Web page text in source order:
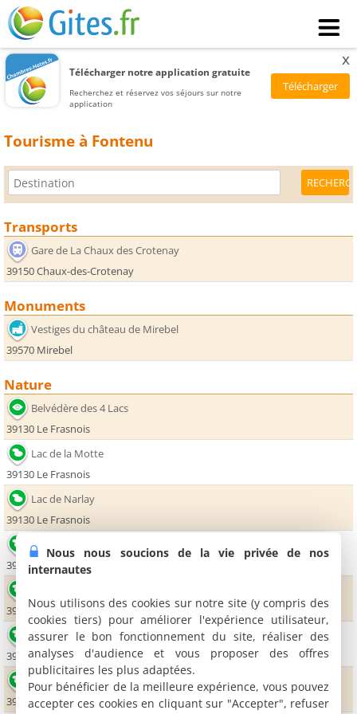
Télécharger notre application gratuite
Recherchez et réservez vos séjours sur notre
application
x
Tourisme à Fontenu
Transports
Gare de La Chaux des Crotenay
39150 Chaux-des-Crotenay
Monuments
Vestiges du château de Mirebel
39570 Mirebel
Nature
Belvédère des 4 Lacs
39130 Le Frasnois
Lac de la Motte
39130 Le Frasnois
Lac de Narlay
39130 Le Frasnois
Cascades de la Billaude
39300 Le Vaudioux
39130 Le Frasnois
Lac de Chalain
39130 Fontenu
Cascades du Hérisson
39130 Ménétrux en Joux
Nous nous soucions de la vie privée de nos
internautes
Nous utilisons des cookies sur notre site (y compris des
cookies tiers) pour améliorer l'expérience utilisateur,
assurer le bon fonctionnement du site, réaliser des
analyses d'audience et vous proposer des offres
publicitaires les plus adaptées.
Pour bénéficier de la meilleure expérience, vous pouvez
accepter ces cookies en cliquant sur "Accepter", refuser